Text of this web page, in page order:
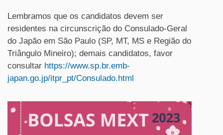
Lembramos que os candidatos devem ser
residentes na circunscrição do Consulado-Geral
do Japão em São Paulo (SP, MT, MS e Região do
Triângulo Mineiro); demais candidatos, favor
consultar https://www.sp.br.emb-
japan.go.jp/itpr_pt/Consulado.html